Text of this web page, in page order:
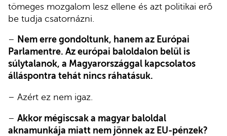
tömeges mozgalom lesz ellene és azt politikai erő
be tudja csatornázni.
– Nem erre gondoltunk, hanem az Európai
Parlamentre. Az európai baloldalon belül is
súlytalanok, a Magyarországgal kapcsolatos
álláspontra tehát nincs ráhatásuk.
– Azért ez nem igaz.
– Akkor mégiscsak a magyar baloldal
aknamunkája miatt nem jönnek az EU-pénzek?